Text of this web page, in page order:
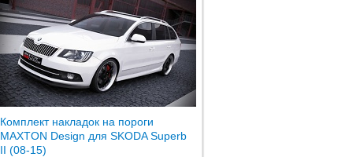
Комплект накладок на пороги
MAXTON Design для SKODA Superb
II (08-15)